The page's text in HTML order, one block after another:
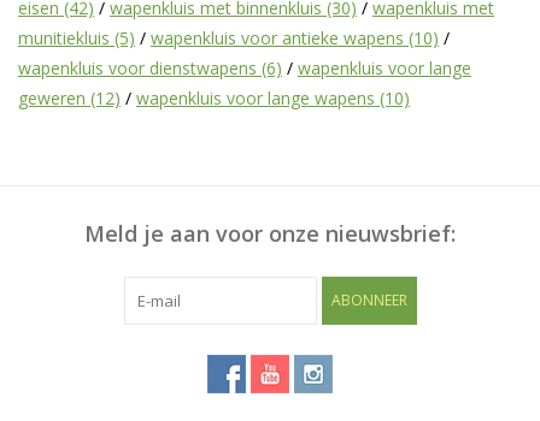
eisen (42) / wapenkluis met binnenkluis (30) / wapenkluis met
munitiekluis (5) / wapenkluis voor antieke wapens (10) /
wapenkluis voor dienstwapens (6) / wapenkluis voor lange
geweren (12) / wapenkluis voor lange wapens (10)
Meld je aan voor onze nieuwsbrief:
ABONNEER